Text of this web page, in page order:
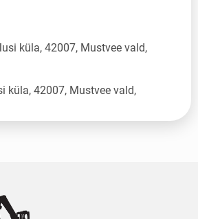
küla, 42007, Mustvee vald,